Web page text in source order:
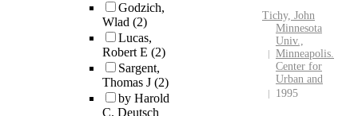
Godzich,
Wlad (2)
Lucas,
Robert E (2)
Sargent,
Thomas J (2)
by Harold
C. Deutsch
Tichy, John
Minnesota
Univ.,
Minneapolis.
Center for
Urban and
1995